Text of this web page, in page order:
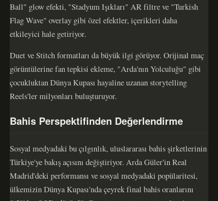
Ball" glow efekti, "Stadyum Işıkları" AR filtre ve "Turkish
Flag Wave" overlay gibi özel efektler, içerikleri daha
etkileyici hale getiriyor.
Duet ve Stitch formatları da büyük ilgi görüyor. Orijinal maç
görüntülerine fan tepkisi ekleme, "Arda'nın Yolculuğu" gibi
çocukluktan Dünya Kupası hayaline uzanan storytelling
Reels'ler milyonları buluşturuyor.
Bahis Perspektifinden Değerlendirme
Sosyal medyadaki bu çılgınlık, uluslararası bahis şirketlerinin
Türkiye'ye bakış açısını değiştiriyor. Arda Güler'in Real
Madrid'deki performansı ve sosyal medyadaki popülaritesi,
ülkemizin Dünya Kupası'nda çeyrek final bahis oranlarını